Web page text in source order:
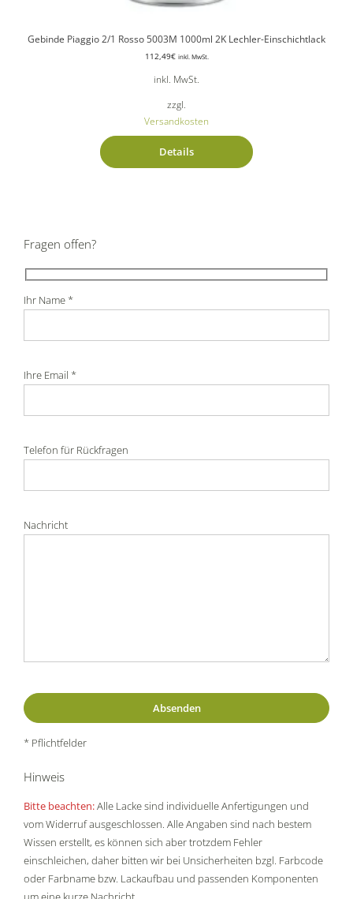
Gebinde Piaggio 2/1 Rosso 5003M 1000ml 2K Lechler-Einschichtlack
112,49€ inkl. MwSt.
inkl. MwSt.
zzgl.
Versandkosten
Details
Fragen offen?
Ihr Name *
Ihre Email *
Telefon für Rückfragen
Nachricht
* Pflichtfelder
Hinweis
Bitte beachten:Alle Lacke sind individuelle Anfertigungen und
vom Widerruf ausgeschlossen. Alle Angaben sind nach bestem
Wissen erstellt, es können sich aber trotzdem Fehler
einschleichen, daher bitten wir bei Unsicherheiten bzgl. Farbcode
oder Farbname bzw. Lackaufbau und passenden Komponenten